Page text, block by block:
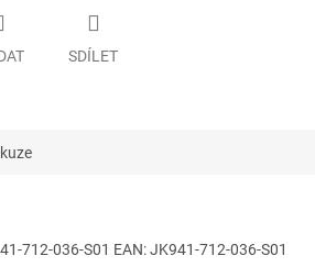
SDÍLET
712-036-S01 EAN:JK941-712-036-S01